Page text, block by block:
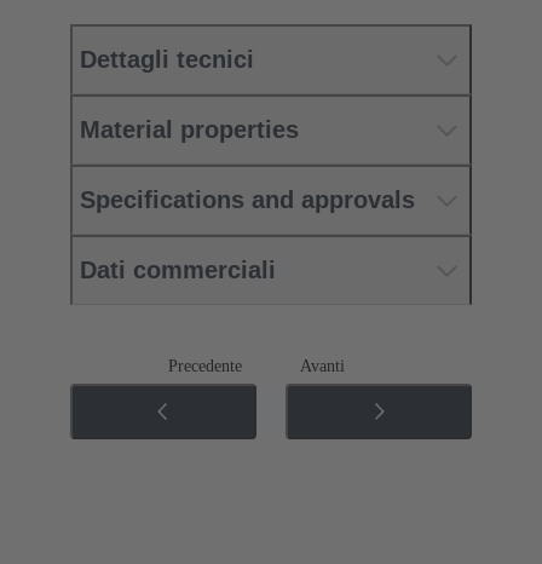
Dettagli tecnici
Material properties
Specifications and approvals
Dati commerciali
Precedente Avanti